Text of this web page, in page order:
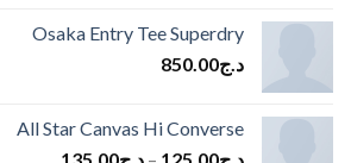
Osaka Entry Tee Superdry
د.ج850.00
All Star Canvas Hi Converse